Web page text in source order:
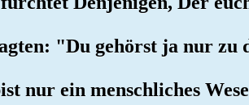
"Du gehörst ja nur
nur ein menschliches